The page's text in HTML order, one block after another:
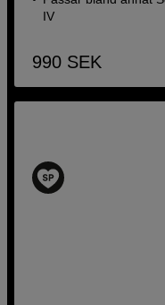
IV
990 SEK